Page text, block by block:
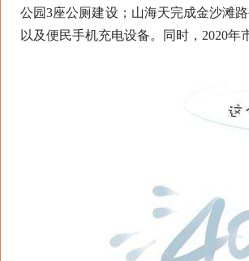
公园3座公厕建设；山海天完成金沙滩
以及便民手机充电设备。同时，2020